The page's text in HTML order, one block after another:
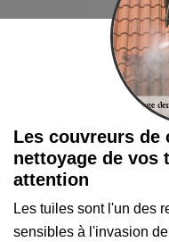
Les couvreurs
nettoyage de vos
attention
Les tuiles sont l'un des
sensibles à l'invasion